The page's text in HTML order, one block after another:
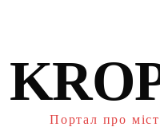
Портал про